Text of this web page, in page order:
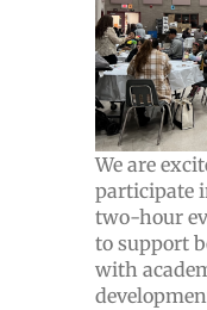
We are
participate
two-hour
to support
with